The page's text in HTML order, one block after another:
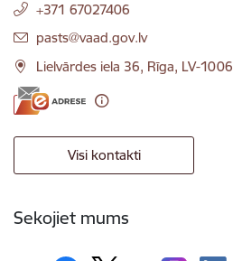
+371 67027406
E-pasts:
pasts@vaad.gov.lv
Lielvārdes iela 36, Rīga, LV-1006
Visi kontakti
Sekojiet mums